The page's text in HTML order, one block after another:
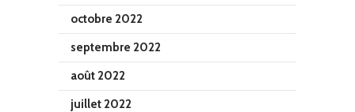
octobre 2022
septembre 2022
août 2022
juillet 2022